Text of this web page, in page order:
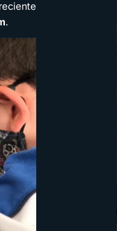
.
crear cuentos
ilustrados con
artificial
Gemini y con
estilos
Descarga la
guía PDF
de lectura